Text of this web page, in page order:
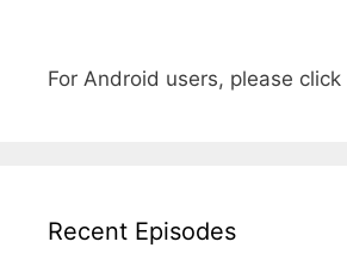
For Android users, please click
Recent Episodes